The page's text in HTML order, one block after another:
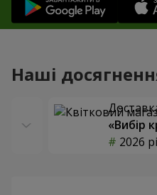
Наші
«Вибір
2026